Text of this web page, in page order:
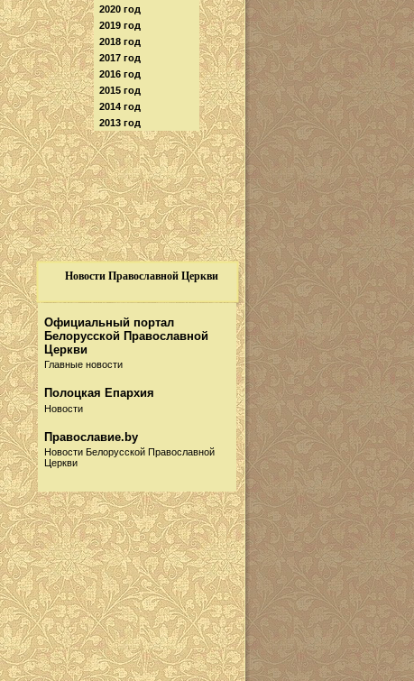
Новости Православной Церкви
2020 год
2019 год
2018 год
2017 год
2016 год
2015 год
2014 год
2013 год
Официальный портал
Белорусской Православной
Церкви
Главные новости
Полоцкая Епархия
Новости
Православие.by
Новости Белорусской Православной
Церкви
Русская Православная
Церковь
Новости
Информационный портал
Собор.by
Новости